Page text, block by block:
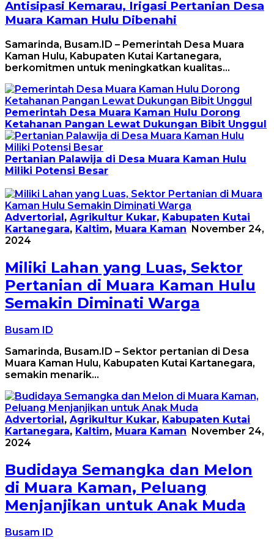
Antisipasi Kemarau, Irigasi Pertanian Desa
Muara Kaman Hulu Dibenahi
Samarinda, Busam.ID – Pemerintah Desa Muara
Kaman Hulu, Kabupaten Kutai Kartanegara,
berkomitmen untuk meningkatkan kualitas…
Pemerintah Desa Muara Kaman Hulu Dorong
Ketahanan Pangan Lewat Dukungan Bibit Unggul
Pertanian Palawija di Desa Muara Kaman Hulu
Miliki Potensi Besar
Advertorial, Agrikultur Kukar, Kabupaten Kutai
Kartanegara, Kaltim, Muara Kaman November 24,
2024
Miliki Lahan yang Luas, Sektor
Pertanian di Muara Kaman Hulu
Semakin Diminati Warga
Busam ID
Samarinda, Busam.ID – Sektor pertanian di Desa
Muara Kaman Hulu, Kabupaten Kutai Kartanegara,
semakin menarik…
Advertorial, Agrikultur Kukar, Kabupaten Kutai
Kartanegara, Kaltim, Muara Kaman November 24,
2024
Budidaya Semangka dan Melon
di Muara Kaman, Peluang
Menjanjikan untuk Anak Muda
Busam ID